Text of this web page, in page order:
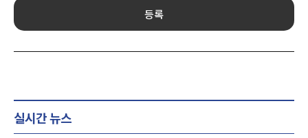
등록
실시간 뉴스